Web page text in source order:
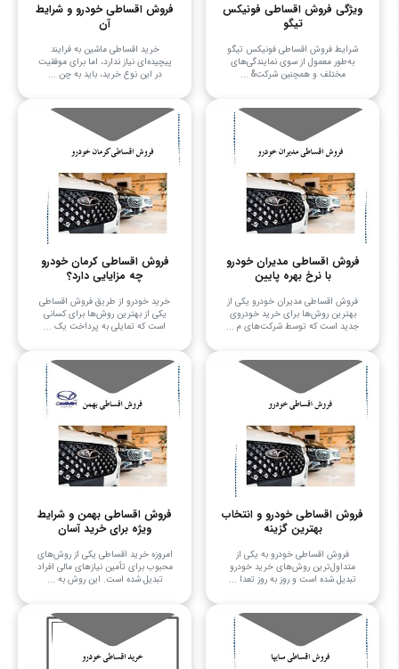
ویژگی فروش اقساطی فونیکس
تیگو
شرایط فروش اقساطی فونیکس تیگو
به‌طور معمول از سوی نمایندگی‌های
مختلف و همچنین شرکت& ...
فروش اقساطی خودرو و شرایط
آن
خرید اقساطی ماشین به فرایند
پیچیده‌ای نیاز ندارد، اما برای موفقیت
در این نوع خرید، باید به چن ...
فروش اقساطی مدیران خودرو
با نرخ بهره پایین
فروش اقساطی مدیران خودرو یکی از
بهترین روش‌ها برای خرید خودروی
جدید است که توسط شرکت‌های م ...
فروش اقساطی کرمان خودرو
چه مزایایی دارد؟
خرید خودرو از طریق فروش اقساطی
یکی از بهترین روش‌ها برای کسانی
است که تمایلی به پرداخت یک‌ ...
فروش اقساطی خودرو و انتخاب
بهترین گزینه
فروش اقساطی خودرو به یکی از
متداول‌ترین روش‌های خرید خودرو
تبدیل شده است و روز به روز تعدا ...
فروش اقساطی بهمن و شرایط
ویژه برای خرید آسان
امروزه خرید اقساطی یکی از روش‌های
محبوب برای تأمین نیازهای مالی افراد
تبدیل شده است. این روش به ...